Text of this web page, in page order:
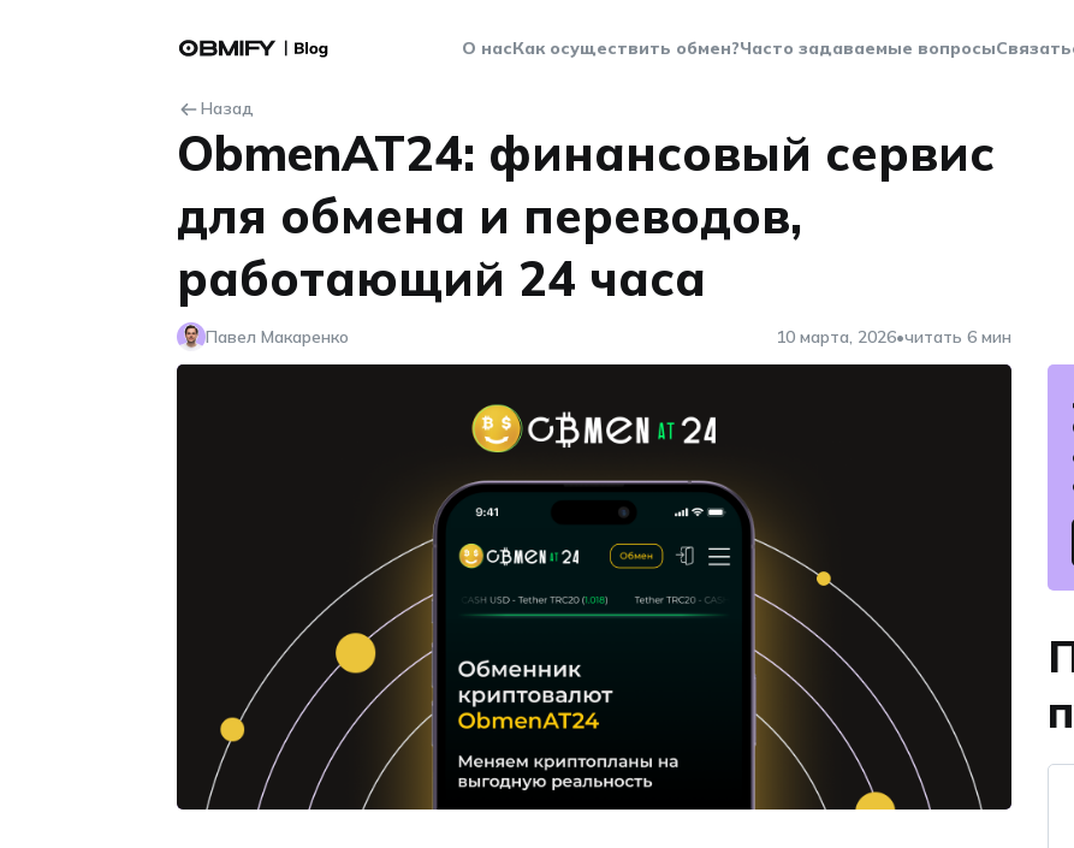
О насКак осуществить обмен?Часто задаваемые вопросы
Назад
ObmenAT24: финансовый сервис
для обмена и переводов,
работающий 24 часа
Павел Макаренко 10 марта, 2026•читать 6 мин